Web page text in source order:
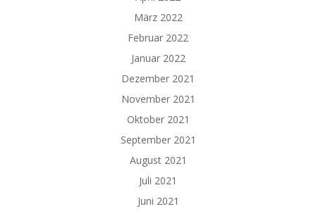
März 2022
Februar 2022
Januar 2022
Dezember 2021
November 2021
Oktober 2021
September 2021
August 2021
Juli 2021
Juni 2021